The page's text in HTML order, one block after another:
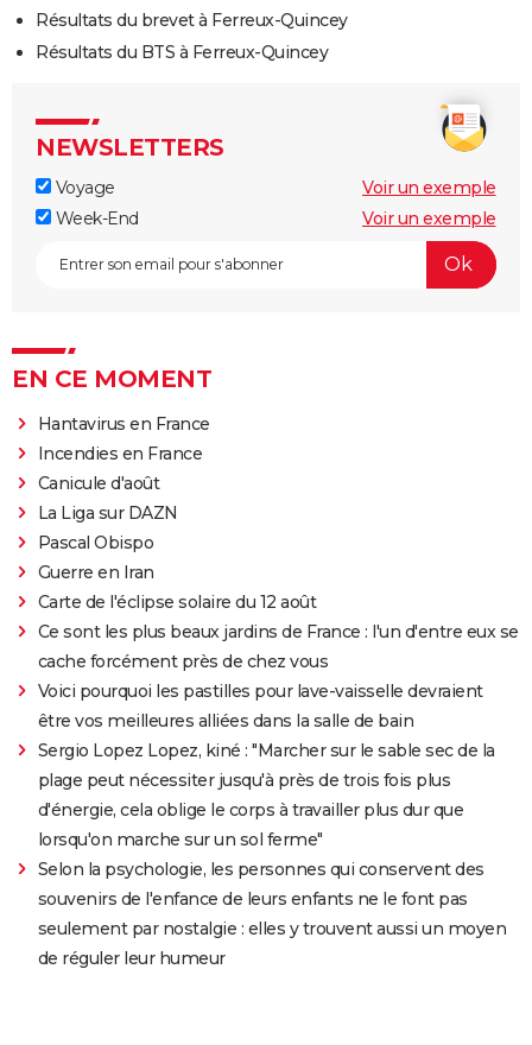
Résultats du brevet à Ferreux-Quincey
Résultats du BTS à Ferreux-Quincey
NEWSLETTERS
Voyage
Voir un exemple
Week-End
Voir un exemple
EN CE MOMENT
Hantavirus en France
Incendies en France
Canicule d'août
La Liga sur DAZN
Pascal Obispo
Guerre en Iran
Carte de l'éclipse solaire du 12 août
Ce sont les plus beaux jardins de France : l'un d'entre eux se
cache forcément près de chez vous
Voici pourquoi les pastilles pour lave-vaisselle devraient
être vos meilleures alliées dans la salle de bain
Sergio Lopez Lopez, kiné : "Marcher sur le sable sec de la
plage peut nécessiter jusqu'à près de trois fois plus
d'énergie, cela oblige le corps à travailler plus dur que
lorsqu'on marche sur un sol ferme"
Selon la psychologie, les personnes qui conservent des
souvenirs de l'enfance de leurs enfants ne le font pas
seulement par nostalgie : elles y trouvent aussi un moyen
de réguler leur humeur